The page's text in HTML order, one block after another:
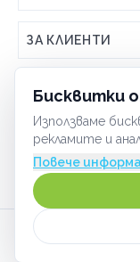
Бисквитки
Използваме
рекламите и
Повече
Връзка с
Как работи
Често задавани
ЗА КЛИЕНТИ
Условия за
GDPR политика
Сигурност
ЗА ТЪРГОВЦИ
Включи бизнеса
Управлявай
ОБЩИ
Бисквитки
Начин на
Карта на сайта